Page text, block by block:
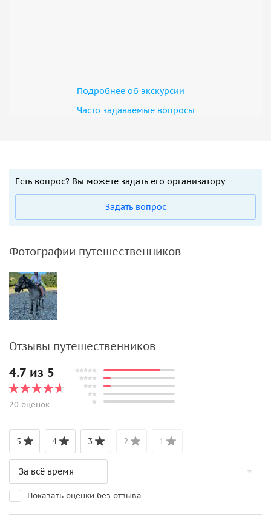
Подробнее об экскурсии
Часто задаваемые вопросы
Есть вопрос? Вы можете задать его организатору
Задать вопрос
Фотографии путешественников
Отзывы путешественников
4.7 из 5
20 оценок
5 4 3 2 1
Показать оценки без отзыва